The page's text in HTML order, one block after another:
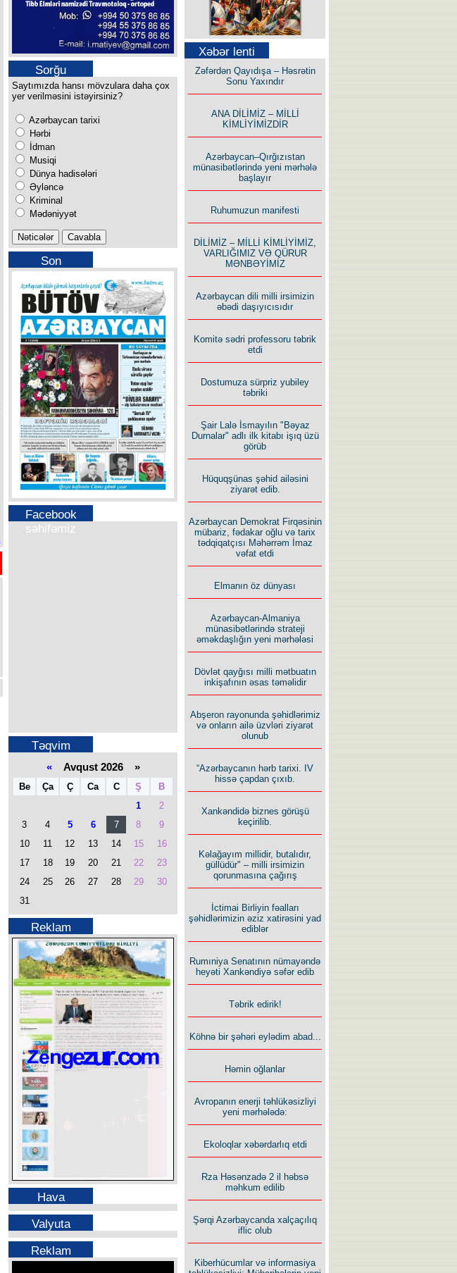
Sorğu
Saytımızda hansı mövzulara daha çox
yer verilməsini istəyirsiniz?
Azərbaycan tarixi
Hərbi
İdman
Musiqi
Dünya hadisələri
Əyləncə
Kriminal
Mədəniyyət
Son
buraxılışımız
Facebook
səhifəmiz
Təqvim
«Avqust 2026 »
Be Ça Ç Ca C Ş
B
1
2
3
4 5 6 7 8
9
10
11 12 13 14 15
16
17
18 19 20 21 22
23
24
25 26 27 28 29
30
31
Reklam
Hava
Valyuta
Reklam
Səfər Alışarlı yazır
Uzun yolun Yolçusu
Bu yolda mən varam!
İlham İsmayıl yazır:
Rusiyanın süqutunu qaçılmaz
edən beş şərt
Xəbər lenti
Zəfərdən Qayıdışa – Həsrətin
Sonu Yaxındır
ANA DİLİMİZ – MİLLİ
KİMLİYİMİZDİR
Azərbaycan–Qırğızıstan
münasibətlərində yeni mərhələ
başlayır
Ruhumuzun manifesti
DİLİMİZ – MİLLİ KİMLİYİMİZ,
VARLIĞIMIZ VƏ QÜRUR
MƏNBƏYİMİZ
Azərbaycan dili milli irsimizin
əbədi daşıyıcısıdır
Komitə sədri professoru təbrik
etdi
Dostumuza sürpriz yubiley
təbriki
Şair Lalə İsmayılın "Bəyaz
Durnalar" adlı ilk kitabı işıq üzü
görüb
Hüquqşünas şəhid ailəsini
ziyarət edib.
Azərbaycan Demokrat Firqəsinin
mübariz, fədakar oğlu və tarix
tədqiqatçısı Məhərrəm İmaz
vəfat etdi
Elmanın öz dünyası
Azərbaycan-Almaniya
münasibətlərində strateji
əməkdaşlığın yeni mərhələsi
Dövlət qayğısı milli mətbuatın
inkişafının əsas təməlidir
Abşeron rayonunda şəhidlərimiz
və onların ailə üzvləri ziyarət
olunub
“Azərbaycanın hərb tarixi. IV
hissə çapdan çıxıb.
Xankəndidə biznes görüşü
keçirilib.
Kəlağayım millidir, butalıdır,
güllüdür" – milli irsimizin
qorunmasına çağırış
İctimai Birliyin fəalları
şəhidlərimizin əziz xatirəsini yad
ediblər
Rumıniya Senatının nümayəndə
heyəti Xankəndiyə səfər edib
Təbrik edirik!
Köhnə bir şəhəri eylədim abad...
Həmin oğlanlar
Avropanın enerji təhlükəsizliyi
yeni mərhələdə:
Ekoloqlar xəbərdarlıq etdi
Rza Həsənzadə 2 il həbsə
məhkum edilib
Şərqi Azərbaycanda xalçaçılıq
iflic olub
Kiberhücumlar və informasiya